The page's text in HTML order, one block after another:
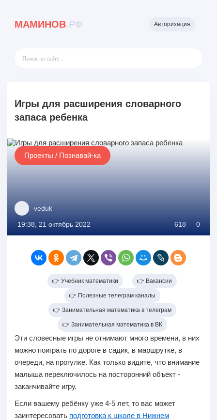
МАМИНОВ.РФ Авторизация
Игры для расширения словарного
запаса ребенка
Проекты / Познавай-ка
veduk
19:38, 21 октябрь 2022 618 0
👉 Учебник математики 👉 Вакансии
👉 Полезные телеграм каналы
👉 Занимательная математика в телеграм
👉 Занимательная математика в ВК
Эти словесные игры не отнимают много времени, в них
можно поиграть по дороге в садик, в маршрутке, в
очереди, на прогулке. Как только видите, что внимание
малыша переключилось на посторонний объект -
заканчивайте игру.
Если вашему ребёнку уже 4-5 лет, то вас может
заинтересовать подготовка к школе в Нижнем